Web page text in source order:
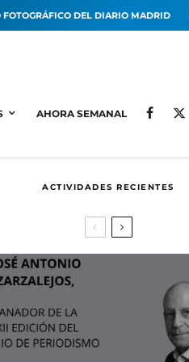
FOTOGRÁFICO DEL DIARIO MADRID
AHORA SEMANAL
ACTIVIDADES RECIENTES